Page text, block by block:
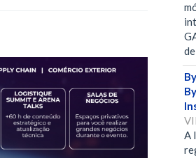
A